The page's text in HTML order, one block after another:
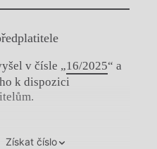
v čísle „16/2025“ a
k dispozici
Získat číslo